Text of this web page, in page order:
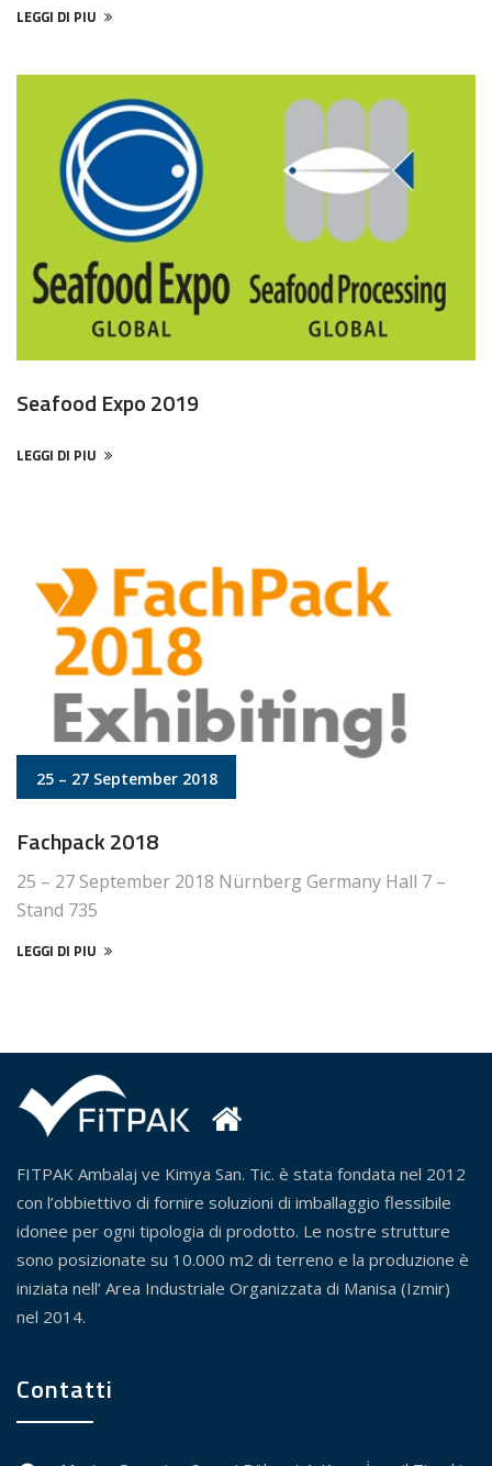
LEGGI DI PIU
Seafood Expo 2019
LEGGI DI PIU
25 – 27 September 2018
Fachpack 2018
25 – 27 September 2018 Nürnberg Germany Hall 7 –
Stand 735
LEGGI DI PIU
FITPAK Ambalaj ve Kimya San. Tic. è stata fondata nel 2012
con l’obbiettivo di fornire soluzioni di imballaggio flessibile
idonee per ogni tipologia di prodotto. Le nostre strutture
sono posizionate su 10.000 m2 di terreno e la produzione è
iniziata nell’ Area Industriale Organizzata di Manisa (Izmir)
nel 2014.
Contatti